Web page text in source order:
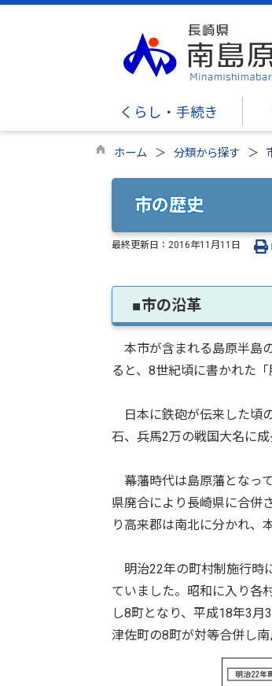
くらし・手続き
ホーム 分類から探す
市の歴史
最終更新日： 2016年11月11日
■市の沿革
本市が含まれる島原半島
ると、8世紀頃に書かれた
日本に鉄砲が伝来した頃
石、兵馬2万の戦国大名に
幕藩時代は島原藩となっ
県廃合により長崎県に合併
り高来郡は南北に分かれ、
明治22年の町村制施行時
ていました。昭和に入り各
し8町となり、平成18年3
津佐町の8町が対等合併し南